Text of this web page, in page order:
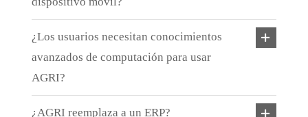
¿Los usuarios necesitan conocimientos
avanzados de computación para usar
AGRI?
¿AGRI reemplaza a un ERP?